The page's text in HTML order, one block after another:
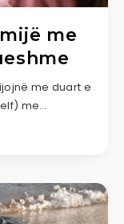
me
me duart e
me…